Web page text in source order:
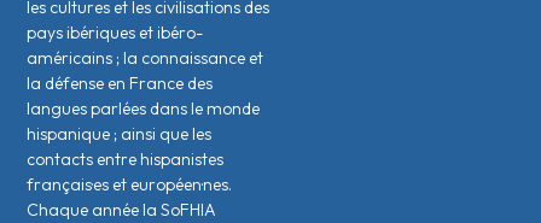
les cultures et les civilisations des
pays ibériques et ibéro-
américains ; la connaissance et
la défense en France des
langues parlées dans le monde
hispanique ; ainsi que les
contacts entre hispanistes
français·es et européen·nes.
Chaque année la SoFHIA